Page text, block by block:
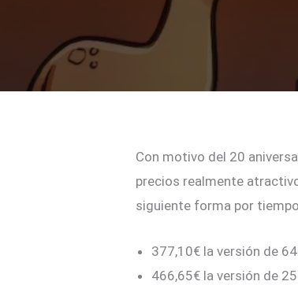
Con motivo del 20
precios realmente
siguiente forma por
377,10€ la versión de
466,65€ la versión de